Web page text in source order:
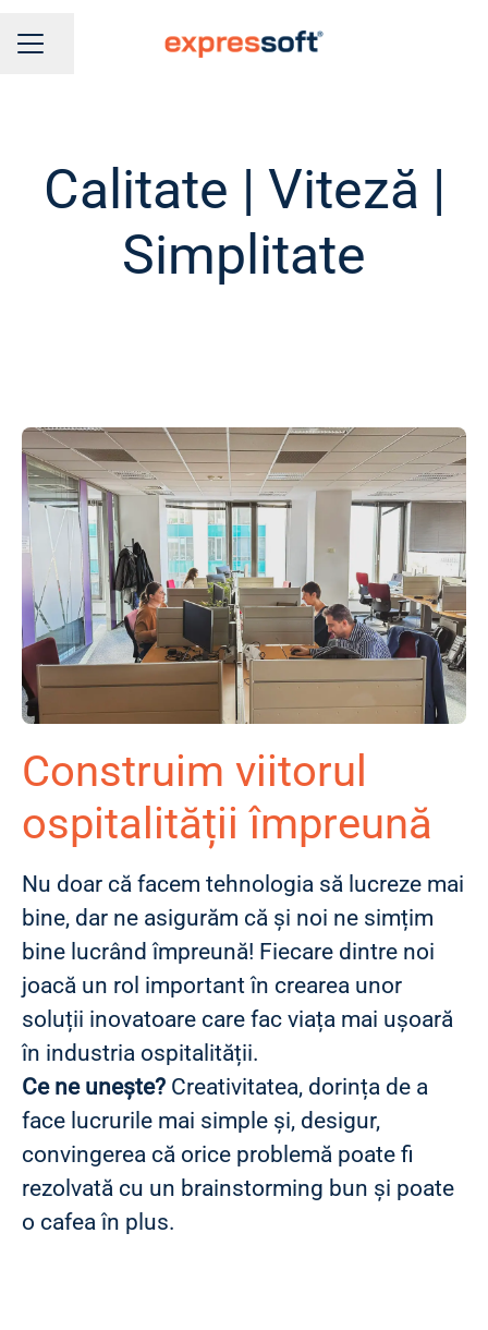
MENIU CARIERE
Distribuie pagina
Calitate | Viteză |
Simplitate
Construim viitorul
ospitalității împreună
Nu doar că facem tehnologia să lucreze mai
bine, dar ne asigurăm că și noi ne simțim
bine lucrând împreună! Fiecare dintre noi
joacă un rol important în crearea unor
soluții inovatoare care fac viața mai ușoară
în industria ospitalității.
Ce ne unește? Creativitatea, dorința de a
face lucrurile mai simple și, desigur,
convingerea că orice problemă poate fi
rezolvată cu un brainstorming bun și poate
o cafea în plus.